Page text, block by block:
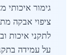
גימור איכותי
ציפוי אבקה
לתקני איכות
על עמידה